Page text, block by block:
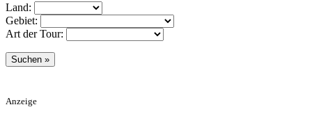
Land:
Gebiet:
Art der Tour:
Anzeige